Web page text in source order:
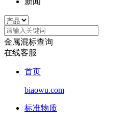
金属混标查询
在线客服
首页
biaowu.com
标准物质